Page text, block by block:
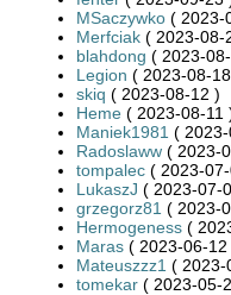
MSaczywko ( 2023-
Merfciak ( 2023-08-
blahdong ( 2023-
Legion ( 2023-08-
skiq ( 2023-08-12 )
Heme ( 2023-08-11
Maniek1981 (
Radoslaww ( 2023-
tompalec ( 2023-
LukaszJ ( 2023-07-
grzegorz81 ( 2023-
Hermogeness (
Maras ( 2023-06-12
Mateuszzz1 ( 2023-
tomekar ( 2023-05-